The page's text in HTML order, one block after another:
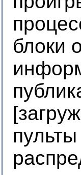
блоки
пульты